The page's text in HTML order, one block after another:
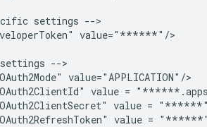
settings
value="******"/>
settings
value =
value =
value =